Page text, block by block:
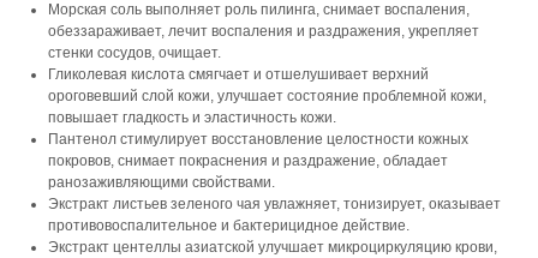
Морская соль выполняет роль пилинга, снимает воспаления,
обеззараживает, лечит воспаления и раздражения, укрепляет
стенки сосудов, очищает.
Гликолевая кислота смягчает и отшелушивает верхний
ороговевший слой кожи, улучшает состояние проблемной кожи,
повышает гладкость и эластичность кожи.
Пантенол стимулирует восстановление целостности кожных
покровов, снимает покраснения и раздражение, обладает
ранозаживляющими свойствами.
Экстракт листьев зеленого чая увлажняет, тонизирует, оказывает
противовоспалительное и бактерицидное действие.
Экстракт центеллы азиатской улучшает микроциркуляцию крови,